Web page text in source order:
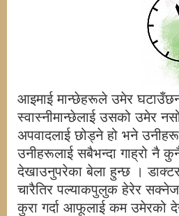
आइमाई मान्छेहरूले उमेर
स्वास्नीमान्छेलाई उसको उमेर
अपवादलाई छोड्ने हो भने
उनीहरूलाई सबैभन्दा गाह्रो नै
देखाउनुपरेका बेला हुन्छ ।
चारैतिर पल्याकपुलुक हेरेर
कुरा गर्दा आफूलाई कम उमेरको